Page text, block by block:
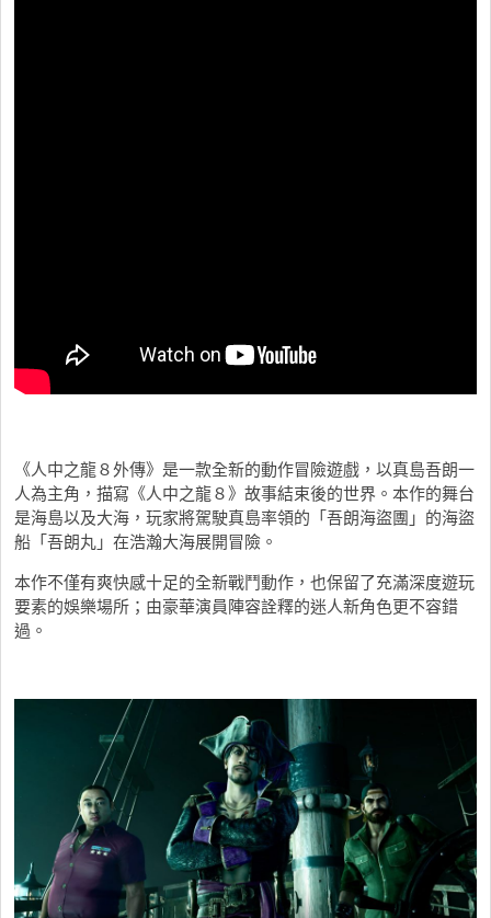
《人中之龍８外傳》是一款全新的動作冒險遊戲，以真島吾朗一
人為主角，描寫《人中之龍８》故事結束後的世界。本作的舞台
是海島以及大海，玩家將駕駛真島率領的「吾朗海盜團」的海盜
船「吾朗丸」在浩瀚大海展開冒險。
本作不僅有爽快感十足的全新戰鬥動作，也保留了充滿深度遊玩
要素的娛樂場所；由豪華演員陣容詮釋的迷人新角色更不容錯
過。